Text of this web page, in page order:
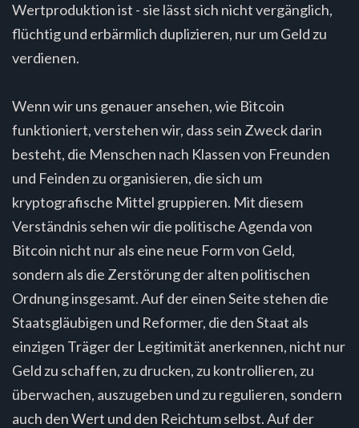
Wertproduktion ist - sie lässt sich nicht vergänglich,
flüchtig und erbärmlich duplizieren, nur um Geld zu
verdienen.
Wenn wir uns genauer ansehen, wie Bitcoin
funktioniert, verstehen wir, dass sein Zweck darin
besteht, die Menschen nach Klassen von Freunden
und Feinden zu organisieren, die sich um
kryptografische Mittel gruppieren. Mit diesem
Verständnis sehen wir die politische Agenda von
Bitcoin nicht nur als eine neue Form von Geld,
sondern als die Zerstörung der alten politischen
Ordnung insgesamt. Auf der einen Seite stehen die
Staatsgläubigen und Reformer, die den Staat als
einzigen Träger der Legitimität anerkennen, nicht nur
Geld zu schaffen, zu drucken, zu kontrollieren, zu
überwachen, auszugeben und zu regulieren, sondern
auch den Wert und den Reichtum selbst. Auf der